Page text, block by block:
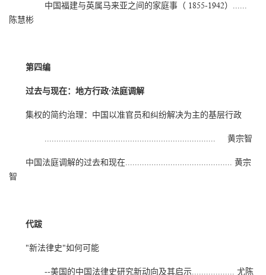
中国福建与英属马来亚之间的家庭事（ 1855-1942）......
陈慧彬
第四编
过去与现在：地方行政·法庭调解
集权的简约治理：中国以准官员和纠纷解决为主的基层行政
........................................................................ 黄宗智
中国法庭调解的过去和现在............................................. 黄宗
智
代跋
"新法律史"如何可能
--美国的中国法律史研究新动向及其启示.................. 尤陈